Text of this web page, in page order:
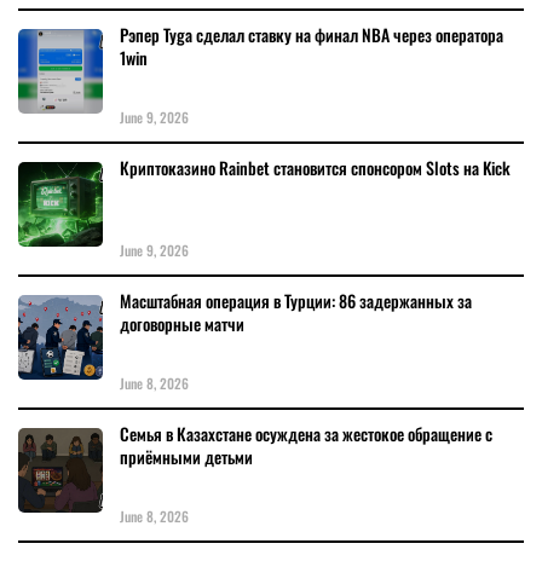
Рэпер Tyga сделал ставку на финал NBA через оператора
1win
June 9, 2026
Криптоказино Rainbet становится спонсором Slots на Kick
June 9, 2026
Масштабная операция в Турции: 86 задержанных за
договорные матчи
June 8, 2026
Семья в Казахстане осуждена за жестокое обращение с
приёмными детьми
June 8, 2026